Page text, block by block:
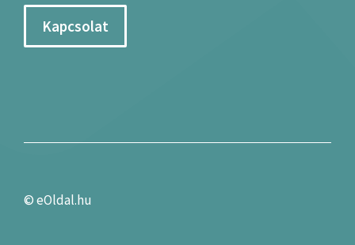
Kapcsolat
©eOldal.hu